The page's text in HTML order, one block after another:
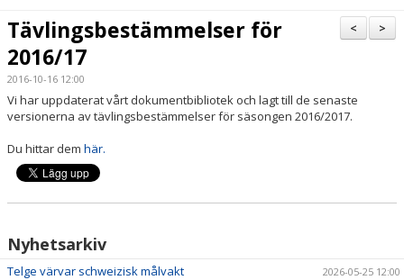
SPONSORER
LEDIGA JOBB!
BILDGALLERI
EXTERNA LÄNKAR
>
<
Tävlingsbestämmelser för
2016/17
2016-10-16 12:00
Vi har uppdaterat vårt dokumentbibliotek och lagt till de senaste
versionerna av tävlingsbestämmelser för säsongen 2016/2017.
Du hittar dem här.
Nyhetsarkiv
Telge värvar schweizisk målvakt 2026-05-25 12:00